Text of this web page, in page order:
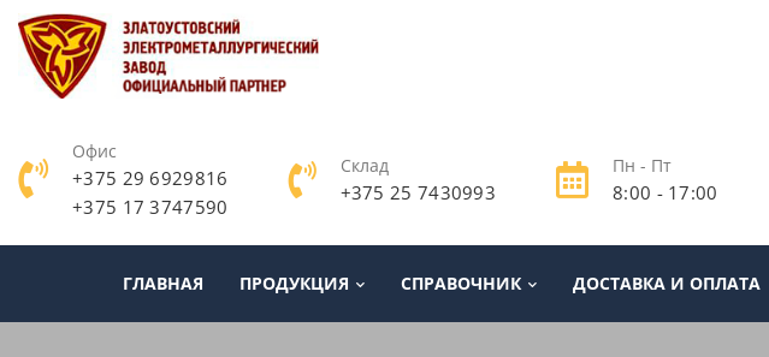
Офис
+375 29 6929816
+375 17 3747590
Склад
+375 25 7430993
Пн - Пт
8:00 - 17:00
ГЛАВНАЯ ПРОДУКЦИЯ СПРАВОЧНИК ДОСТАВКА И ОПЛАТА